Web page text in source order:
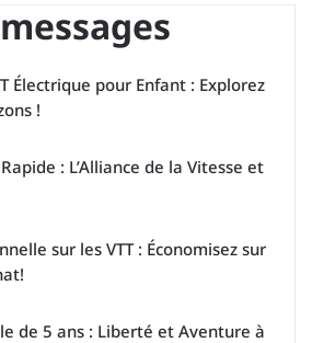
Électrique pour Enfant : Explorez
!
: L’Alliance de la Vitesse et
sur les VTT : Économisez sur
de 5 ans : Liberté et Aventure à